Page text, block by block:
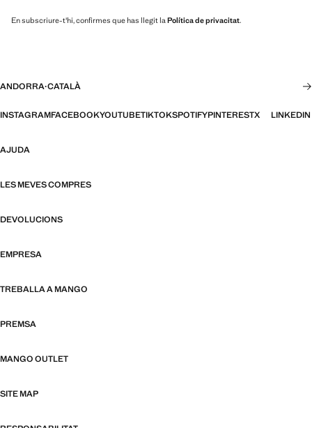
En subscriure-t'hi, confirmes que has llegit la Política de privacitat.
ANDORRA·CATALÀ
INSTAGRAMFACEBOOKYOUTUBETIKTOKSPOTIFYPINTERESTX LINKEDIN
AJUDA
LES MEVES COMPRES
DEVOLUCIONS
EMPRESA
TREBALLA A MANGO
PREMSA
MANGO OUTLET
SITE MAP